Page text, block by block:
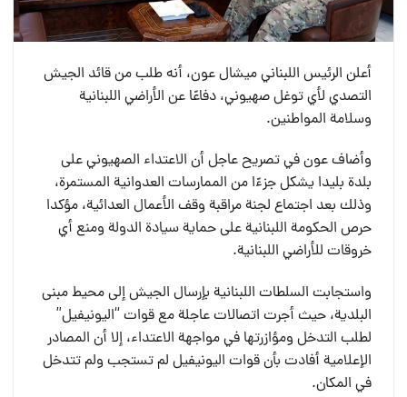
أعلن الرئيس اللبناني ميشال عون، أنه طلب من قائد الجيش
التصدي لأي توغل صهيوني، دفاعًا عن الأراضي اللبنانية
وسلامة المواطنين.
وأضاف عون في تصريح عاجل أن الاعتداء الصهيوني على
بلدة بليدا يشكل جزءًا من الممارسات العدوانية المستمرة،
وذلك بعد اجتماع لجنة مراقبة وقف الأعمال العدائية، مؤكدا
حرص الحكومة اللبنانية على حماية سيادة الدولة ومنع أي
خروقات للأراضي اللبنانية.
واستجابت السلطات اللبنانية بإرسال الجيش إلى محيط مبنى
البلدية، حيث أجرت اتصالات عاجلة مع قوات “اليونيفيل”
لطلب التدخل ومؤازرتها في مواجهة الاعتداء، إلا أن المصادر
الإعلامية أفادت بأن قوات اليونيفيل لم تستجب ولم تتدخل
في المكان.